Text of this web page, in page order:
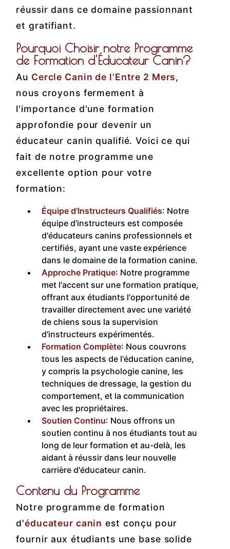
réussir dans ce domaine passionnant
et gratifiant.
Pourquoi Choisir notre Programme
de Formation d'Éducateur Canin?
Au Cercle Canin de l’Entre 2 Mers,
nous croyons fermement à
l'importance d'une formation
approfondie pour devenir un
éducateur canin qualifié. Voici ce qui
fait de notre programme une
excellente option pour votre
formation:
Équipe d'Instructeurs Qualifiés: Notre
équipe d'instructeurs est composée
d'éducateurs canins professionnels et
certifiés, ayant une vaste expérience
dans le domaine de la formation canine.
Approche Pratique: Notre programme
met l'accent sur une formation pratique,
offrant aux étudiants l'opportunité de
travailler directement avec une variété
de chiens sous la supervision
d'instructeurs expérimentés.
Formation Complète: Nous couvrons
tous les aspects de l'éducation canine,
y compris la psychologie canine, les
techniques de dressage, la gestion du
comportement, et la communication
avec les propriétaires.
Soutien Continu: Nous offrons un
soutien continu à nos étudiants tout au
long de leur formation et au-delà, les
aidant à réussir dans leur nouvelle
carrière d'éducateur canin.
Contenu du Programme
Notre programme de formation
d'éducateur canin est conçu pour
fournir aux étudiants une base solide